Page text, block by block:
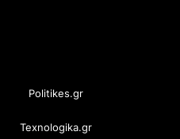
Politikes.gr
Texnologika.gr